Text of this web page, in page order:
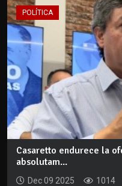
POLÍTICA
Casaretto endurece la
absolutam...
Dec 09 2025 1014